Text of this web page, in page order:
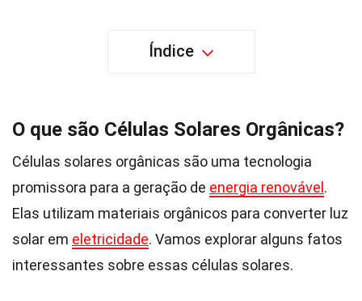
Índice
O que são Células Solares Orgânicas?
Células solares orgânicas são uma tecnologia
promissora para a geração de energia renovável .
Elas utilizam materiais orgânicos para converter luz
solar em eletricidade. Vamos explorar alguns fatos
interessantes sobre essas células solares.